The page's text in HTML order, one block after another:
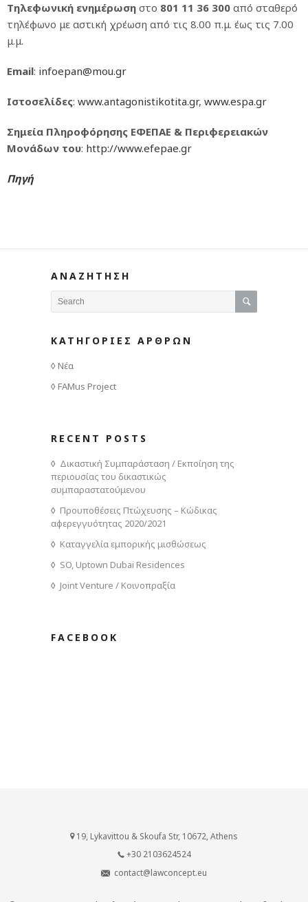
Τηλεφωνική ενημέρωση στο 801 11 36 300 από σταθερό
τηλέφωνο με αστική χρέωση από τις 8.00 π.μ. έως τις 7.00
μ.μ.
Εmail: infoepan@mou.gr
Ιστοσελίδες: www.antagonistikotita.gr, www.espa.gr
Σημεία Πληροφόρησης ΕΦΕΠΑΕ & Περιφερειακών
Μονάδων του: http://www.efepae.gr
Πηγή
ΑΝΑΖΗΤΗΣΗ
ΚΑΤΗΓΟΡΙΕΣ ΑΡΘΡΩΝ
Νέα
FAMus Project
RECENT POSTS
Δικαστική Συμπαράσταση / Εκποίηση της
περιουσίας του δικαστικώς
συμπαραστατούμενου
Προυποθέσεις Πτώχευσης – Κώδικας
αφερεγγυότητας 2020/2021
Καταγγελία εμπορικής μισθώσεως
SO, Uptown Dubai Residences
Joint Venture / Κοινοπραξία
FACEBOOK
19, Lykavittou & Skoufa Str, 10672, Athens
+30 2103624524
contact@lawconcept.eu